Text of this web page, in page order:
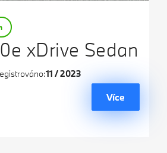
xDrive Sedan
11 / 2023
Více